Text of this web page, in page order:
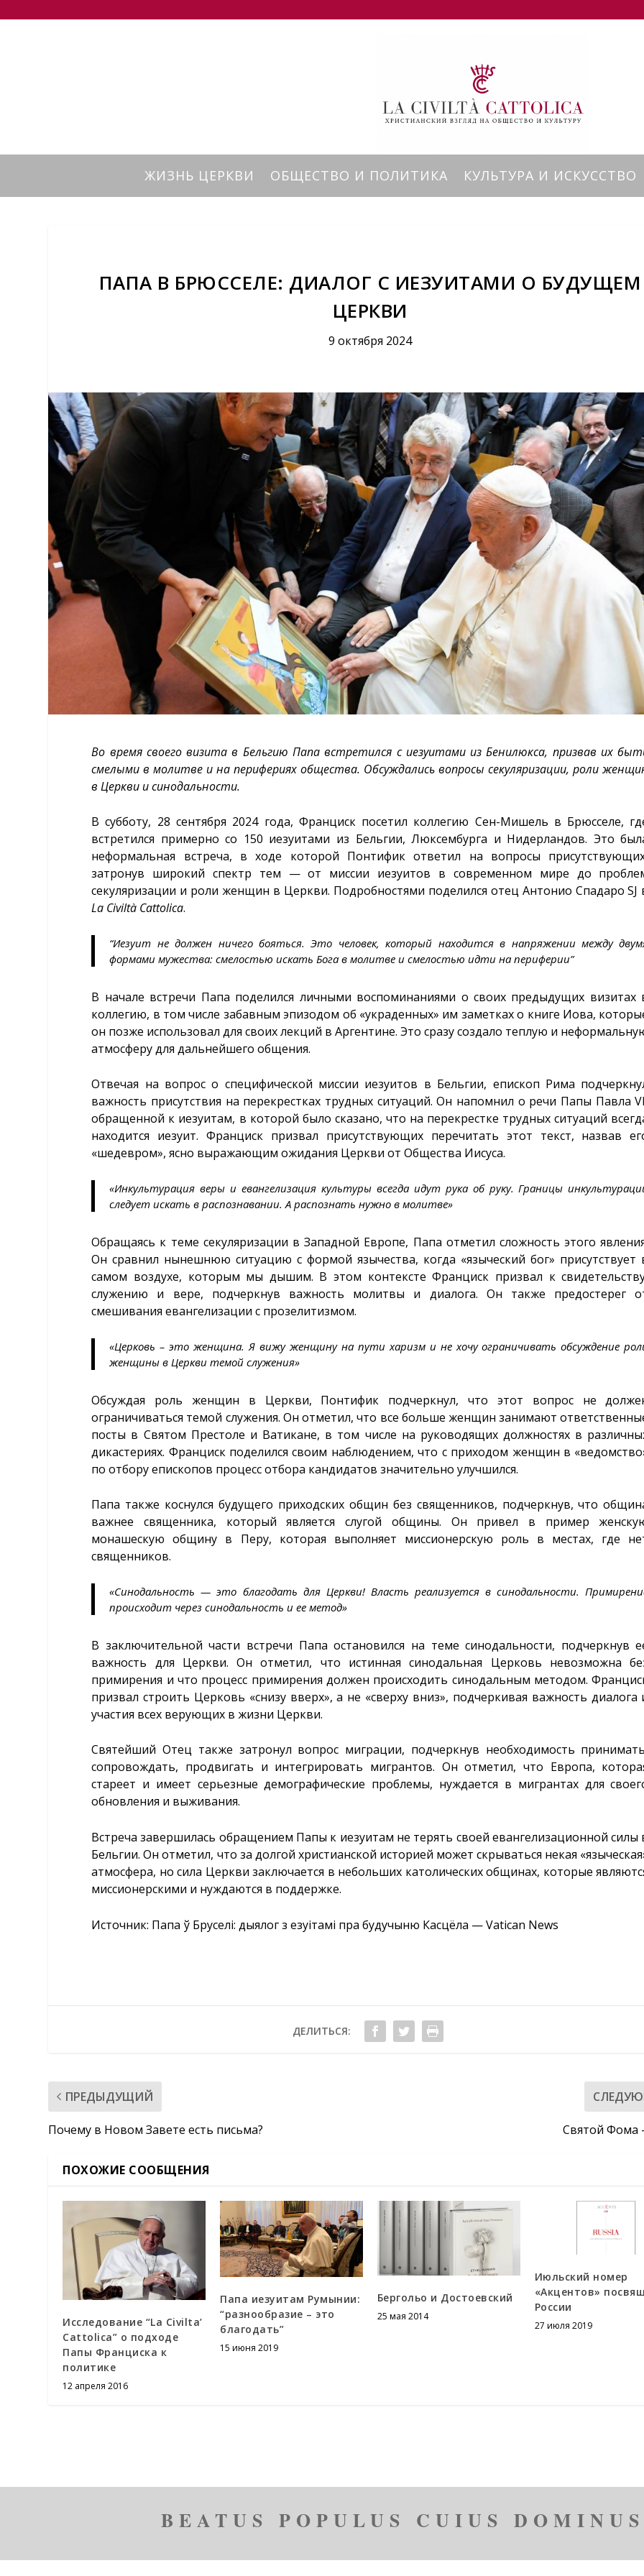
ЖИЗНЬ ЦЕРКВИ ОБЩЕСТВО И ПОЛИТИКА КУЛЬТУРА И ИСКУССТВО
ПАПА В БРЮССЕЛЕ: ДИАЛОГ С ИЕЗУИТАМИ О БУДУЩЕМ
ЦЕРКВИ
9 октября 2024
Во время своего визита в Бельгию Папа встретился с иезуитами из Бенилюкса, призвав их
смелыми в молитве и на перифериях общества. Обсуждались вопросы секуляризации, роли
в Церкви и синодальности.
В субботу, 28 сентября 2024 года, Франциск посетил коллегию Сен-Мишель в Брюсселе,
встретился примерно со 150 иезуитами из Бельгии, Люксембурга и Нидерландов. Это
неформальная встреча, в ходе которой Понтифик ответил на вопросы
затронув широкий спектр тем — от миссии иезуитов в современном мире до
секуляризации и роли женщин в Церкви. Подробностями поделился отец Антонио Спадаро SJ
La Civiltà Cattolica.
“Иезуит не должен ничего бояться. Это человек, который находится в напряжении между
формами мужества: смелостью искать Бога в молитве и смелостью идти на периферии”
В начале встречи Папа поделился личными воспоминаниями о своих предыдущих визитах
коллегию, в том числе забавным эпизодом об «украденных» им заметках о книге Иова,
он позже использовал для своих лекций в Аргентине. Это сразу создало теплую и
атмосферу для дальнейшего общения.
Отвечая на вопрос о специфической миссии иезуитов в Бельгии, епископ Рима
важность присутствия на перекрестках трудных ситуаций. Он напомнил о речи Папы Павла
обращенной к иезуитам, в которой было сказано, что на перекрестке трудных ситуаций
находится иезуит. Франциск призвал присутствующих перечитать этот текст, назвав
«шедевром», ясно выражающим ожидания Церкви от Общества Иисуса.
«Инкультурация веры и евангелизация культуры всегда идут рука об руку. Границы
следует искать в распознавании. А распознать нужно в молитве»
Обращаясь к теме секуляризации в Западной Европе, Папа отметил сложность этого
Он сравнил нынешнюю ситуацию с формой язычества, когда «языческий бог» присутствует
самом воздухе, которым мы дышим. В этом контексте Франциск призвал к
служению и вере, подчеркнув важность молитвы и диалога. Он также предостерег
смешивания евангелизации с прозелитизмом.
«Церковь – это женщина. Я вижу женщину на пути харизм и не хочу ограничивать обсуждение
женщины в Церкви темой служения»
Обсуждая роль женщин в Церкви, Понтифик подчеркнул, что этот вопрос не
ограничиваться темой служения. Он отметил, что все больше женщин занимают
посты в Святом Престоле и Ватикане, в том числе на руководящих должностях в
дикастериях. Франциск поделился своим наблюдением, что с приходом женщин в
по отбору епископов процесс отбора кандидатов значительно улучшился.
Папа также коснулся будущего приходских общин без священников, подчеркнув, что
важнее священника, который является слугой общины. Он привел в пример
монашескую общину в Перу, которая выполняет миссионерскую роль в местах, где
священников.
«Синодальность — это благодать для Церкви! Власть реализуется в синодальности.
происходит через синодальность и ее метод»
В заключительной части встречи Папа остановился на теме синодальности, подчеркнув
важность для Церкви. Он отметил, что истинная синодальная Церковь невозможна
примирения и что процесс примирения должен происходить синодальным методом.
призвал строить Церковь «снизу вверх», а не «сверху вниз», подчеркивая важность диалога
участия всех верующих в жизни Церкви.
Святейший Отец также затронул вопрос миграции, подчеркнув необходимость
сопровождать, продвигать и интегрировать мигрантов. Он отметил, что Европа,
стареет и имеет серьезные демографические проблемы, нуждается в мигрантах для
обновления и выживания.
Встреча завершилась обращением Папы к иезуитам не терять своей евангелизационной силы
Бельгии. Он отметил, что за долгой христианской историей может скрываться некая
атмосфера, но сила Церкви заключается в небольших католических общинах, которые
миссионерскими и нуждаются в поддержке.
Источник: Папа ў Бруселі: дыялог з езуітамі пра будучыню Касцёла — Vatican News
ДЕЛИТЬСЯ:
ПРЕДЫДУЩИЙ
Почему в Новом Завете есть письма? Святой Фома
ПОХОЖИЕ СООБЩЕНИЯ
Исследование “La Civilta’
Cattolica” о подходе
Папы Франциска к
политике
12 апреля 2016
Папа иезуитам Румынии:
“разнообразие – это
благодать”
15 июня 2019
Бергольо и Достоевский
25 мая 2014
Июльский номер
«Акцентов»
России
27 июля 2019
BEATUS POPULUS CUIUS